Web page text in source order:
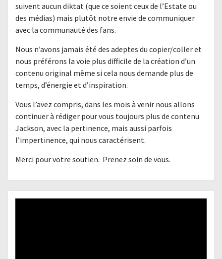
suivent aucun diktat (que ce soient ceux de l’Estate ou
des médias) mais plutôt notre envie de communiquer
avec la communauté des fans.
Nous n’avons jamais été des adeptes du copier/coller et
nous préférons la voie plus difficile de la création d’un
contenu original même si cela nous demande plus de
temps, d’énergie et d’inspiration.
Vous l’avez compris, dans les mois à venir nous allons
continuer à rédiger pour vous toujours plus de contenu
Jackson, avec la pertinence, mais aussi parfois
l’impertinence, qui nous caractérisent.
Merci pour votre soutien. Prenez soin de vous.